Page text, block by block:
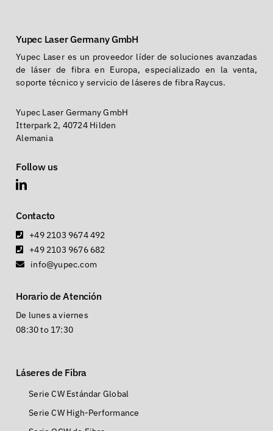
Yupec Laser Germany GmbH
Yupec Laser es un proveedor líder de soluciones avanzadas
de láser de fibra en Europa, especializado en la venta,
soporte técnico y servicio de láseres de fibra Raycus.
Yupec Laser Germany GmbH
Itterpark 2, 40724 Hilden
Alemania
Follow us
Contacto
+49 2103 9674 492
+49 2103 9676 682
info@yupec.com
Horario de Atención
De lunes a viernes
08:30 to 17:30
Láseres de Fibra
Serie CW Estándar Global
Serie CW High-Performance